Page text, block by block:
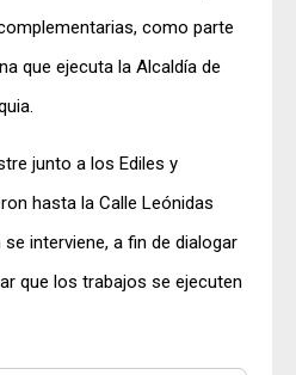
como parte
que ejecuta la Alcaldía de
junto a los Ediles y
hasta la Calle Leónidas
interviene, a fin de dialogar
que los trabajos se ejecuten